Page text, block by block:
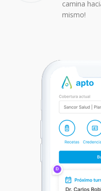
camina
mismo!